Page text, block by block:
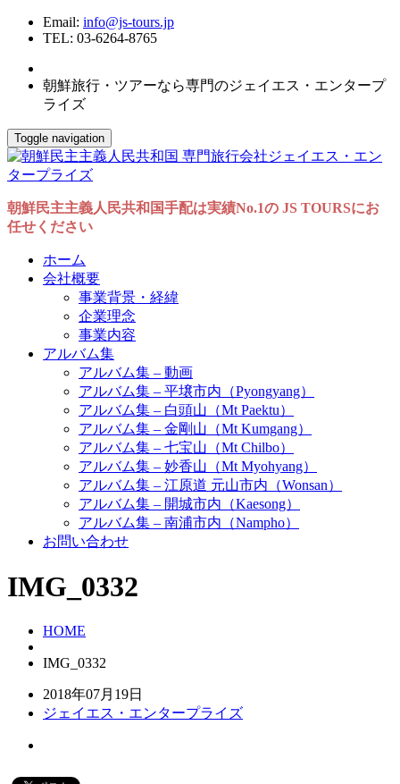
Email: info@js-tours.jp
TEL: 03-6264-8765
朝鮮旅行・ツアーなら専門のジェイエス・エンタープ
ライズ
Toggle navigation
朝鮮民主主義人民共和国手配は実績No.1の JS TOURSにお
任せください
ホーム
会社概要
事業背景・経緯
企業理念
事業内容
アルバム集
アルバム集 – 動画
アルバム集 – 平壌市内（Pyongyang）
アルバム集 – 白頭山（Mt Paektu）
アルバム集 – 金剛山（Mt Kumgang）
アルバム集 – 七宝山（Mt Chilbo）
アルバム集 – 妙香山（Mt Myohyang）
アルバム集 – 江原道 元山市内（Wonsan）
アルバム集 – 開城市内（Kaesong）
アルバム集 – 南浦市内（Nampho）
お問い合わせ
IMG_0332
HOME
IMG_0332
2018年07月19日
ジェイエス・エンタープライズ